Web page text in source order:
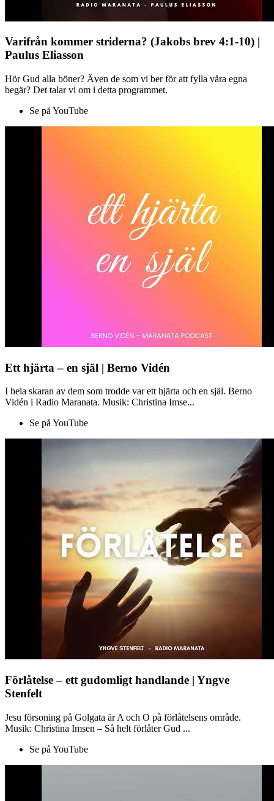
Varifrån kommer striderna? (Jakobs brev 4:1-10) |
Paulus Eliasson
Hör Gud alla böner? Även de som vi ber för att fylla våra egna
begär? Det talar vi om i detta programmet.
Se på YouTube
Ett hjärta – en själ | Berno Vidén
I hela skaran av dem som trodde var ett hjärta och en själ. Berno
Vidén i Radio Maranata. Musik: Christina Imse...
Se på YouTube
Förlåtelse – ett gudomligt handlande | Yngve
Stenfelt
Jesu försoning på Golgata är A och O på förlåtelsens område.
Musik: Christina Imsen – Så helt förlåter Gud ...
Se på YouTube